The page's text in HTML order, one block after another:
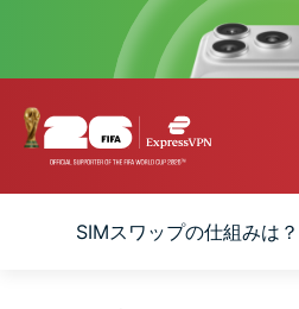
SIMスワップの仕組みは？